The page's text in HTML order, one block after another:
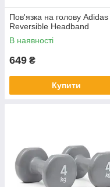
Пов'язка на голову Adidas
Reversible Headband
В наявності
649 ₴
Купити